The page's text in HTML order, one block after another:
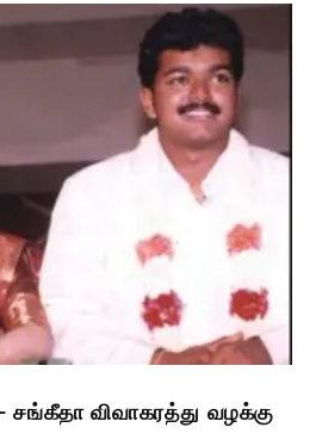
சங்கீதா விவாகரத்து வழக்கு